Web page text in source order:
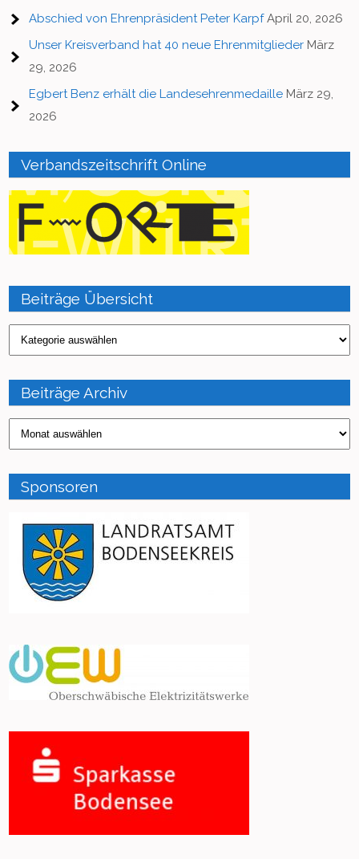
Abschied von Ehrenpräsident Peter Karpf April 20, 2026
Unser Kreisverband hat 40 neue Ehrenmitglieder März
29, 2026
Egbert Benz erhält die Landesehrenmedaille März 29,
2026
Verbandszeitschrift Online
Beiträge Übersicht
Beiträge
Übersicht
Beiträge Archiv
Beiträge
Archiv
Sponsoren